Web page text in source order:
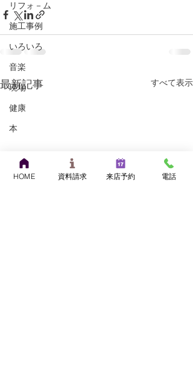
リフォ－ム
施工事例
いろいろ
音楽
現場
健康
本
最新記事 すべて表示
HOME 資料請求 来店予約 電話